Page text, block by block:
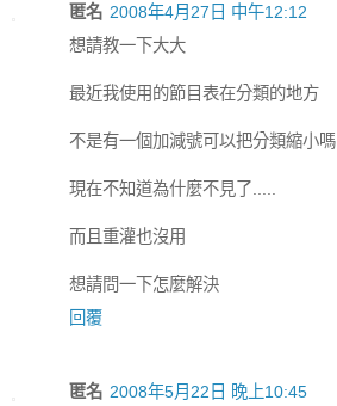
匿名 2008年4月27日 中午12:12
想請教一下大大
最近我使用的節目表在分類的地方
不是有一個加減號可以把分類縮小嗎
現在不知道為什麼不見了.....
而且重灌也沒用
想請問一下怎麼解決
回覆
匿名 2008年5月22日 晚上10:45